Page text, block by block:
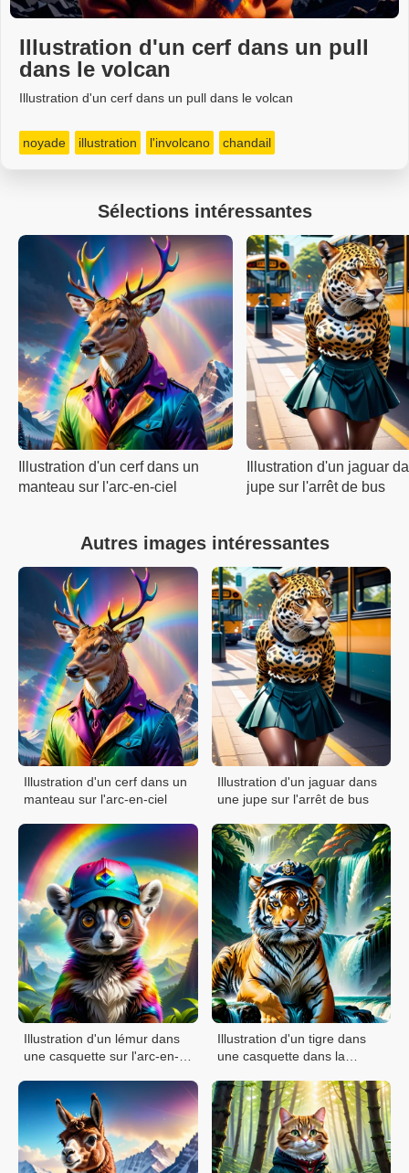
Illustration d'un cerf dans un pull
dans le volcan
Illustration d'un cerf dans un pull dans le volcan
noyade illustration l'involcano chandail
Sélections intéressantes
Illustration d'un cerf dans un
manteau sur l'arc-en-ciel
Illustration d'un jaguar
jupe sur l'arrêt de bus
Autres images intéressantes
Illustration d'un cerf dans un
manteau sur l'arc-en-ciel
Illustration d'un jaguar dans
une jupe sur l'arrêt de bus
Illustration d'un lémur dans
une casquette sur l'arc-en-
Illustration d'un tigre dans
une casquette dans la